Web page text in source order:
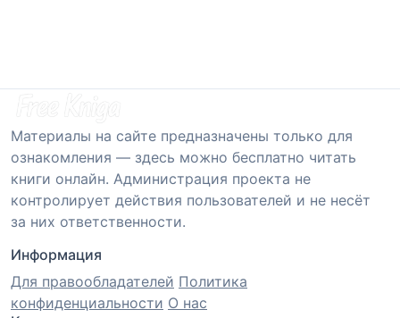
Материалы на сайте предназначены только для
ознакомления — здесь можно бесплатно читать
книги онлайн. Администрация проекта не
контролирует действия пользователей и не несёт
за них ответственности.
Информация
Для правообладателей Политика
конфиденциальности О нас